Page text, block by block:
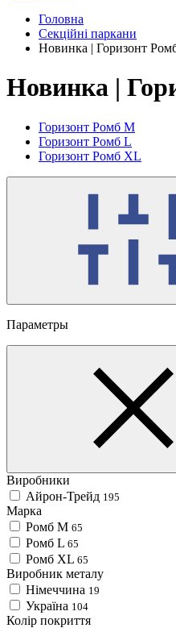
Головна
Секційні паркани
Новинка | Горизонт
Новинка |
Горизонт Ромб M
Горизонт Ромб L
Горизонт Ромб XL
Параметры
Виробники
Айрон-Трейд 195
Марка
Ромб M 65
Ромб L 65
Ромб XL 65
Виробник металу
Німеччина 19
Україна 104
Колір покриття